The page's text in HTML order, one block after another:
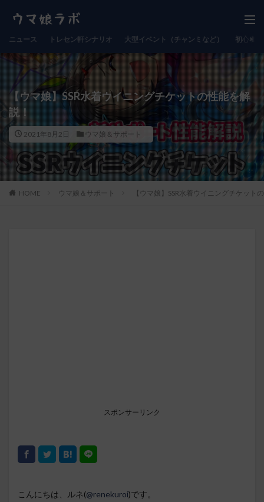
ニュース トレセン軒シナリオ 大型イベント（チャンミなど） 初心者
【ウマ娘】SSR水着ウイニングチケットの性能を解
説！
2021年8月2日 ウマ娘＆サポート
HOME ウマ娘＆サポート 【ウマ娘】SSR水着ウイニングチケット
スポンサーリンク
こんにちは、ルネ(@renekuroi)です。